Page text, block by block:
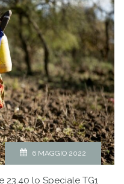
6 MAGGIO 2022
lo Speciale TG1